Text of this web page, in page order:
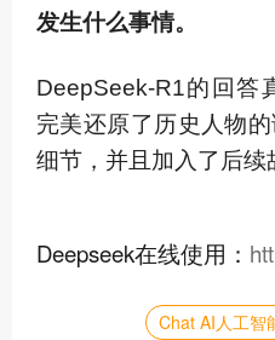
发生什么事情。
DeepSeek-R1的回答
完美还原了历史人物
细节，并且加入了后续
Deepseek在线使用：
Chat AI人工智